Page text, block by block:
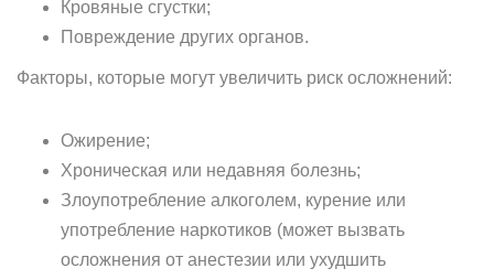
Кровяные сгустки;
Повреждение других органов.
Факторы, которые могут увеличить риск осложнений:
Ожирение;
Хроническая или недавняя болезнь;
Злоупотребление алкоголем, курение или
употребление наркотиков (может вызвать
осложнения от анестезии или ухудшить